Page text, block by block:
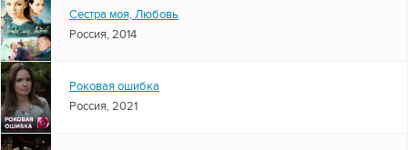
Сестра моя, Любовь
Россия, 2014
Роковая ошибка
Россия, 2021